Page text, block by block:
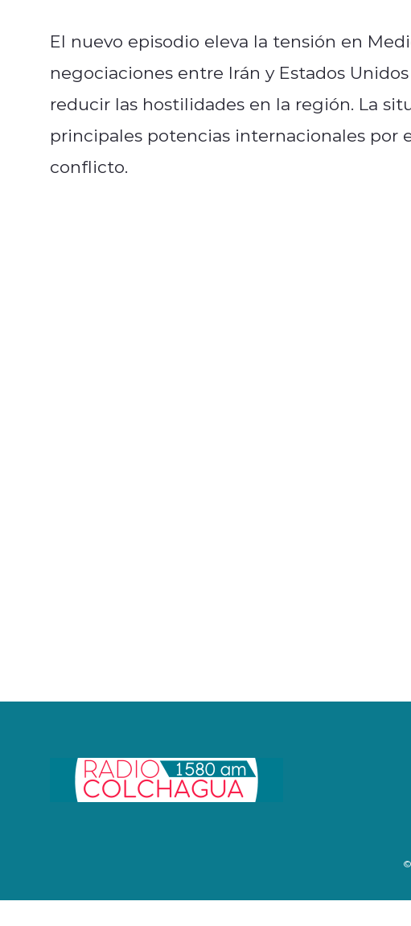
El nuevo episodio eleva la tensión en
negociaciones entre Irán y Estados
reducir las hostilidades en la región. La
principales potencias internacionales por
conflicto.